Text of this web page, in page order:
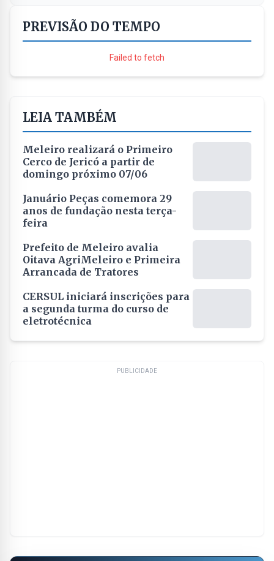
PREVISÃO DO TEMPO
Failed to fetch
LEIA TAMBÉM
Meleiro realizará o Primeiro
Cerco de Jericó a partir de
domingo próximo 07/06
Januário Peças comemora 29
anos de fundação nesta terça-
feira
Prefeito de Meleiro avalia
Oitava AgriMeleiro e Primeira
Arrancada de Tratores
CERSUL iniciará inscrições para
a segunda turma do curso de
eletrotécnica
PUBLICIDADE